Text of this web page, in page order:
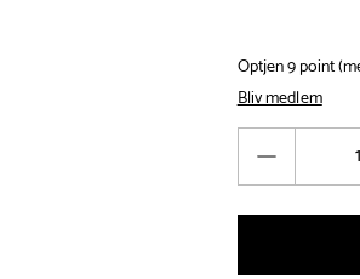
Optjen 9 point
Bliv medlem